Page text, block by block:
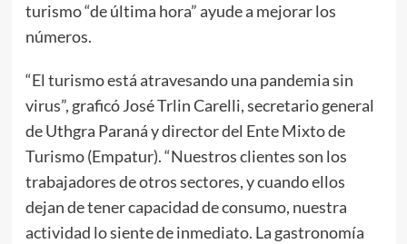
turismo “de última hora” ayude a mejorar los
números.
“El turismo está atravesando una pandemia sin
virus”, graficó José Trlin Carelli, secretario general
de Uthgra Paraná y director del Ente Mixto de
Turismo (Empatur). “Nuestros clientes son los
trabajadores de otros sectores, y cuando ellos
dejan de tener capacidad de consumo, nuestra
actividad lo siente de inmediato. La gastronomía